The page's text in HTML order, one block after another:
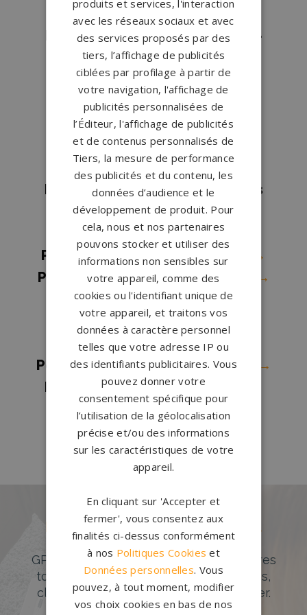
Pompes funèbres Phalempin
Pompes funèbres Quesnoy-sur-
Deûle →
Pompes funèbres Roncq
Pompes funèbres Roubaix
Pompes funèbres Saint Pol Sur
Mer→
Pompes funèbres Somain
Pompes funèbres St Amand Les
Eaux→
Pompes funèbres ST ANDRE
Pompes funèbres TOURCOING
→
Pompes funèbres Valenciennes
→
Pompes funèbres Villeneuve-
d'Ascq →
Pompes funèbres Wallers
Pompes funèbres Wambrechies
→
Pompes funèbres Wasquehal
Pompes funèbres Wattrelos
Pompes funèbres Waziers
Des pierres tombales uniques et
originales
GPG Granit offre un large choix de pierres
tombales en granit de styles modernes,
classiques ou originales à personnaliser.
produits et services, l'interaction
avec les réseaux sociaux et avec
des services proposés par des
tiers, l’affichage de publicités
ciblées par profilage à partir de
votre navigation, l'affichage de
publicités personnalisées de
l’Éditeur, l'affichage de publicités
et de contenus personnalisés de
Tiers, la mesure de performance
des publicités et du contenu, les
données d’audience et le
développement de produit. Pour
cela, nous et nos partenaires
pouvons stocker et utiliser des
informations non sensibles sur
votre appareil, comme des
cookies ou l'identifiant unique de
votre appareil, et traitons vos
données à caractère personnel
telles que votre adresse IP ou
des identifiants publicitaires. Vous
pouvez donner votre
consentement spécifique pour
l’utilisation de la géolocalisation
précise et/ou des informations
sur les caractéristiques de votre
appareil.
En cliquant sur 'Accepter et
fermer', vous consentez aux
finalités ci-dessus conformément
à nos Politiques Cookies et
Données personnelles. Vous
pouvez, à tout moment, modifier
vos choix cookies en bas de nos